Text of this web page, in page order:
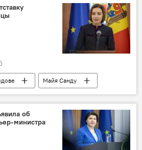
Майя Санду
правительство
об
министра